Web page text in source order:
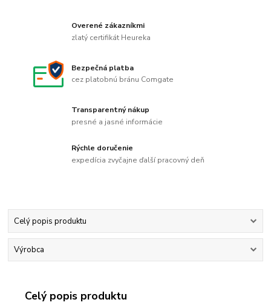
Overené zákazníkmi
zlatý certifikát Heureka
Bezpečná platba
cez platobnú bránu Comgate
Transparentný nákup
presné a jasné informácie
Rýchle doručenie
expedícia zvyčajne ďalší pracovný deň
Celý popis produktu
Výrobca
Celý popis produktu